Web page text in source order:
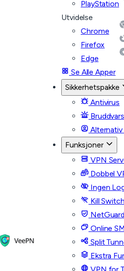
PlayStation
Utvidelse
Chrome
Firefox
Edge
Se Alle Apper
Sikkerhetspakke
Antivirus
Alternativ
Funksjoner
VPN
Dobbel
Ingen
Kill Switch
NetGuard
Online
Split
Ekstra